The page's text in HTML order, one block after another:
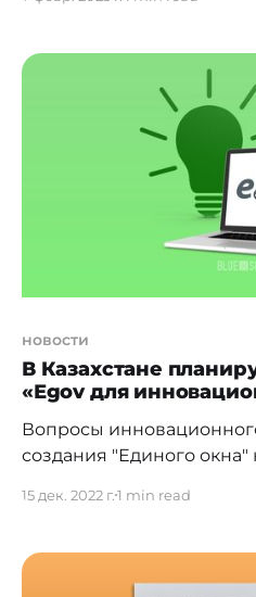
портал Электронного
этому разъяснение. "Из-за наплыва
пользователей было
количество обращений
находящиеся под
доступа к Интернету
новости
В Казахстане
«Еgov для
Вопросы
создания "Единого
заседании Совета по
Министра РК Алихана
цифрового развития,
15 дек. 2022 г.1 min read